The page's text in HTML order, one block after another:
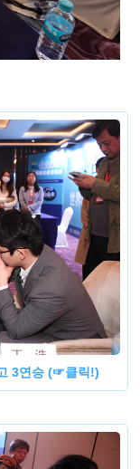
3연승 (☞클릭!)